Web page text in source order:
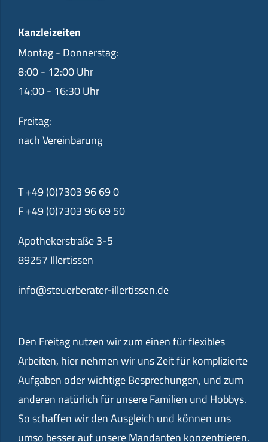
Kanzleizeiten
Montag - Donnerstag:
8:00 - 12:00 Uhr
14:00 - 16:30 Uhr
Freitag:
nach Vereinbarung
T +49 (0)7303 96 69 0
F +49 (0)7303 96 69 50
Apothekerstraße 3-5
89257 Illertissen
info@steuerberater-illertissen.de
Den Freitag nutzen wir zum einen für flexibles
Arbeiten, hier nehmen wir uns Zeit für komplizierte
Aufgaben oder wichtige Besprechungen, und zum
anderen natürlich für unsere Familien und Hobbys.
So schaffen wir den Ausgleich und können uns
umso besser auf unsere Mandanten konzentrieren.